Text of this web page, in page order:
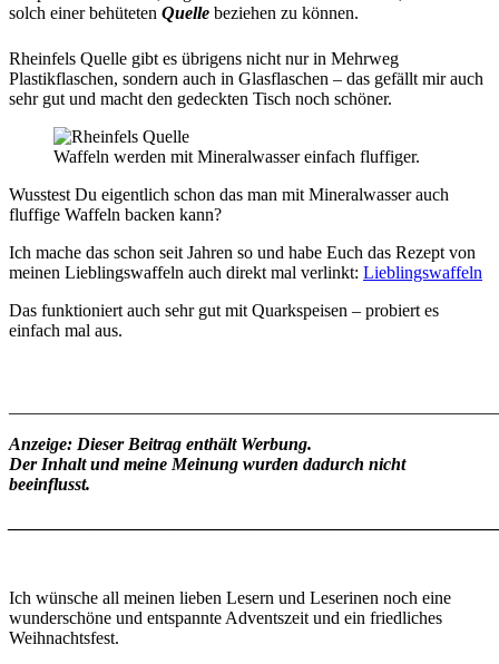
solch einer behüteten Quelle beziehen zu können.
Rheinfels Quelle gibt es übrigens nicht nur in Mehrweg
Plastikflaschen, sondern auch in Glasflaschen – das gefällt mir auch
sehr gut und macht den gedeckten Tisch noch schöner.
Waffeln werden mit Mineralwasser einfach fluffiger.
Wusstest Du eigentlich schon das man mit Mineralwasser auch
fluffige Waffeln backen kann?
Ich mache das schon seit Jahren so und habe Euch das Rezept von
meinen Lieblingswaffeln auch direkt mal verlinkt: Lieblingswaffeln
Das funktioniert auch sehr gut mit Quarkspeisen – probiert es
einfach mal aus.
Anzeige: Dieser Beitrag enthält Werbung.
Der Inhalt und meine Meinung wurden dadurch nicht
beeinflusst.
Ich wünsche all meinen lieben Lesern und Leserinen noch eine
wunderschöne und entspannte Adventszeit und ein friedliches
Weihnachtsfest.